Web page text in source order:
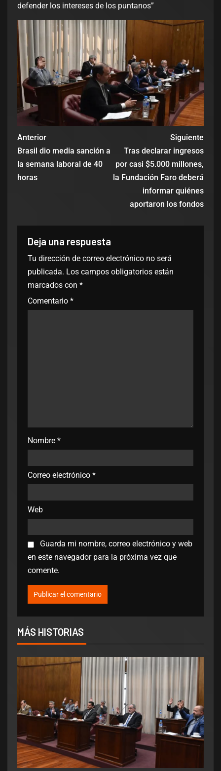
defender los intereses de los puntanos”
Anterior
Brasil dio media sanción a
la semana laboral de 40
horas
Siguiente
Tras declarar ingresos
por casi $5.000 millones,
la Fundación Faro deberá
informar quiénes
aportaron los fondos
Deja una respuesta
Tu dirección de correo electrónico no será
publicada. Los campos obligatorios están
marcados con *
Comentario *
Nombre *
Correo electrónico *
Web
Guarda mi nombre, correo electrónico y web
en este navegador para la próxima vez que
comente.
MÁS HISTORIAS